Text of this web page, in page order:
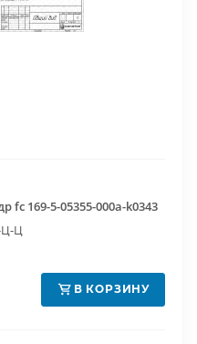
169-5-05355-000a-k0343
Ц-Ц
В КОРЗИНУ